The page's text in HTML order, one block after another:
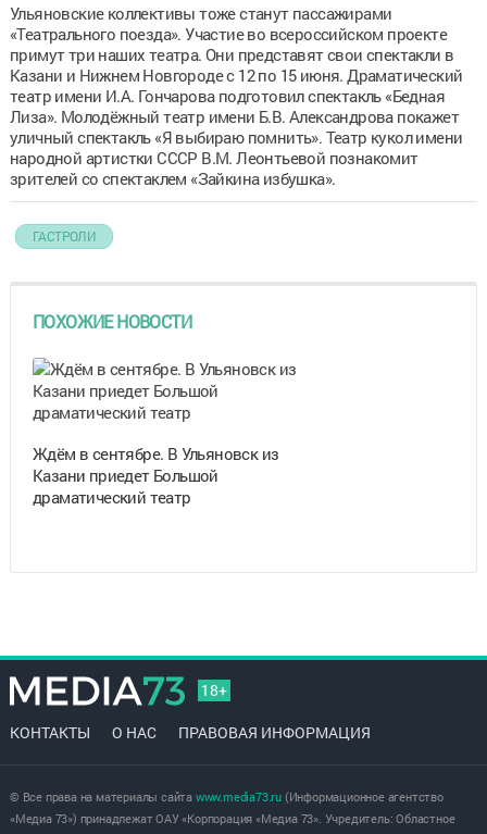
Ульяновские коллективы тоже станут пассажирами
«Театрального поезда». Участие во всероссийском проекте
примут три наших театра. Они представят свои спектакли в
Казани и Нижнем Новгороде с 12 по 15 июня. Драматический
театр имени И.А. Гончарова подготовил спектакль «Бедная
Лиза». Молодёжный театр имени Б.В. Александрова покажет
уличный спектакль «Я выбираю помнить». Театр кукол имени
народной артистки СССР В.М. Леонтьевой познакомит
зрителей со спектаклем «Зайкина избушка».
ГАСТРОЛИ
ПОХОЖИЕ НОВОСТИ
Ждём в сентябре. В Ульяновск из
Казани приедет Большой
драматический театр
18+
КОНТАКТЫ О НАС ПРАВОВАЯ ИНФОРМАЦИЯ
© Все права на материалы сайта www.media73.ru(Информационное агентство
«Медиа 73») принадлежат ОАУ «Корпорация «Медиа 73». Учредитель: Областное